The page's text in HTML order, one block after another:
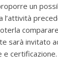
un
l’attività
sarà invitato
e certificazione.